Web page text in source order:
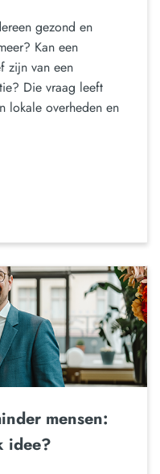
gezond en
Kan een
zijn van een
Die vraag leeft
lokale overheden en
mensen:
idee?